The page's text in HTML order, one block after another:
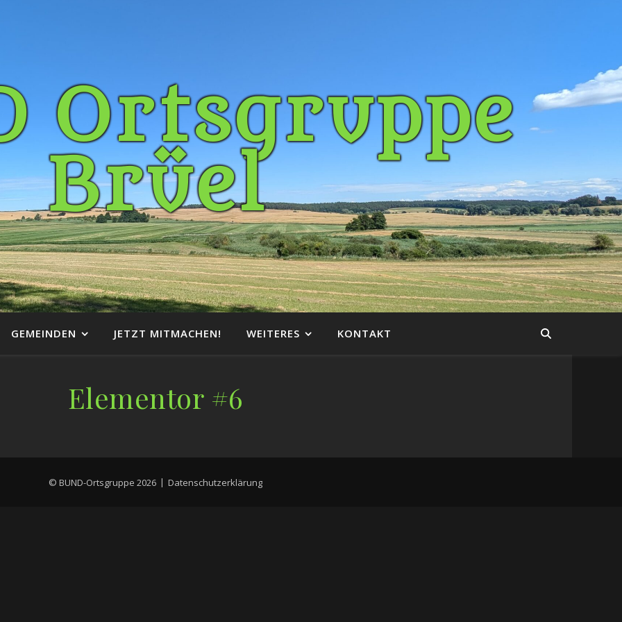
Ortsgruppe
Brüel
GEMEINDEN JETZT MITMACHEN! WEITERES KONTAKT
Elementor #6
© BUND-Ortsgruppe 2026 Datenschutzerklärung